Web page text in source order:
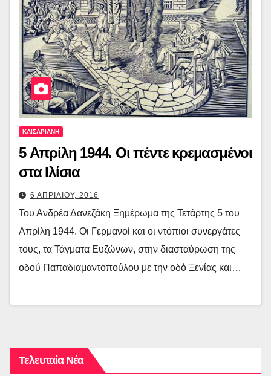
ΚΑΙΣΑΡΙΑΝΗ
5 Απρίλη 1944. Οι πέντε κρεμασμένοι
στα Ιλίσια
6 ΑΠΡΙΛΙΟΥ, 2016
Του Ανδρέα Δανεζάκη Ξημέρωμα της Τετάρτης 5 του
Απρίλη 1944. Οι Γερμανοί και οι ντόπιοι συνεργάτες
τους, τα Τάγματα Ευζώνων, στην διασταύρωση της
οδού Παπαδιαμαντοπούλου με την οδό Ξενίας και…
Τελευταία Νέα